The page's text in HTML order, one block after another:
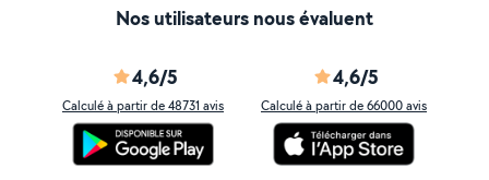
Nos utilisateurs nous évaluent
4,6/5
Calculé à partir de 48731 avis
4,6/5
Calculé à partir de 66000 avis